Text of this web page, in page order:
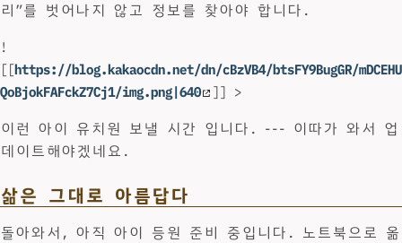
리”를 벗어나지 않고 정보를 찾아야 합니다.
!
[[https://blog.kakaocdn.net/dn/cBzVB4/btsFY9BugGR/mDCEHU
QoBjokFAFckZ7Cj1/img.png|640
]] >
이런 아이 유치원 보낼 시간 입니다. --- 이따가 와서 업
데이트해야겠네요.
삶은 그대로 아름답다
돌아와서, 아직 아이 등원 준비 중입니다. 노트북으로 옮